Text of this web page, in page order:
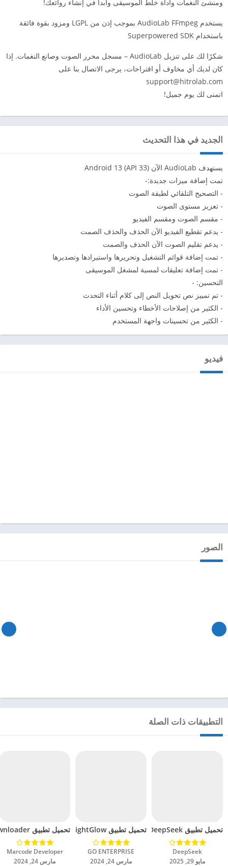
ومنشئ النغمات وأداة خلط الموسيقى وابدأ في إنشاء روائعك!
يستخدم AudioLab FFmpeg بموجب إذن من LGPL ومزود بقوة فائقة
باستخدام Superpowered SDK
شكرًا لك على تنزيل AudioLab – مسجل محرر الصوت وصانع النغمات. إذا
كان لديك أي مخاوف أو اقتراحات، يرجى الاتصال بنا على
support@hitrolab.com
اتمنى لك يوم جميل!
الجديد في هذا التحديث
يستهدف AudioLab الآن Android 13 (API 33)
تمت إضافة ميزات جديدة:-
- التصحيح التلقائي لطبقة الصوت
- تعزيز مستوى الصوت
- مقسم الصوت ومقسم الفيديو
- يدعم تقطيع الفيديو الآن الحذف والحذف الصمت
- يدعم تقليم الصوت الآن الحذف والصمت
- تمت إضافة قوائم التشغيل وتحريرها واستيرادها وتصديرها
- تمت إضافة تعليقات لمسية لمشغل الموسيقى
التحسين: -
- تم تمييز نص تحويل النص إلى كلام أثناء التحدث
- الكثير من إصلاحات الأخطاء وتحسين الأداء
- الكثير من تحسينات واجهة المستخدم
فيديو
الصور
التطبيقات ذات الصلة
تحميل تطبيق DeepSeek مهكر للاندرويد 2025
DeepSeek‏
مايو 29, 2025
تحميل تطبيق BrightGlow مهكر للاندرويد 2024
GO ENTERPRISE‏
مارس 24, 2024
تحميل تطبيق mp4 video downloader مهكر للاندرويد 2024
Marcode Developer‏
مارس 24, 2024